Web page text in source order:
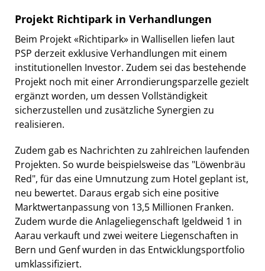
Projekt Richtipark in Verhandlungen
Beim Projekt «Richtipark» in Wallisellen liefen laut
PSP derzeit exklusive Verhandlungen mit einem
institutionellen Investor. Zudem sei das bestehende
Projekt noch mit einer Arrondierungsparzelle gezielt
ergänzt worden, um dessen Vollständigkeit
sicherzustellen und zusätzliche Synergien zu
realisieren.
Zudem gab es Nachrichten zu zahlreichen laufenden
Projekten. So wurde beispielsweise das "Löwenbräu
Red", für das eine Umnutzung zum Hotel geplant ist,
neu bewertet. Daraus ergab sich eine positive
Marktwertanpassung von 13,5 Millionen Franken.
Zudem wurde die Anlageliegenschaft Igeldweid 1 in
Aarau verkauft und zwei weitere Liegenschaften in
Bern und Genf wurden in das Entwicklungsportfolio
umklassifiziert.